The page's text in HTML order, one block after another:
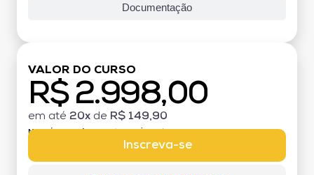
Documentação
VALOR DO CURSO
R$ 2.998,00
em até 20x de R$ 149,90
MATRÍCULA:
Inscreva-se